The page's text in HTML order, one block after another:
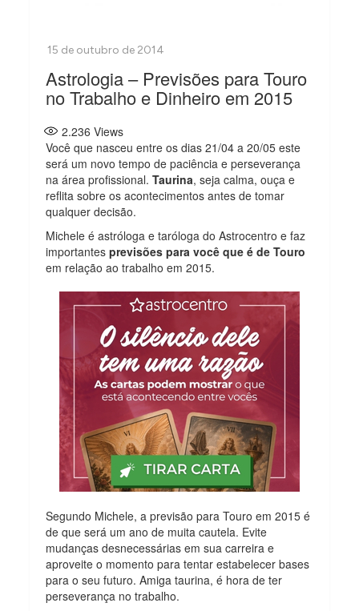
Astrologia – Previsões para Touro
no Trabalho e Dinheiro em 2015
2.236 Views
Você que nasceu entre os dias 21/04 a 20/05 este
será um novo tempo de paciência e perseverança
na área profissional.Taurina, seja calma, ouça e
reflita sobre os acontecimentos antes de tomar
qualquer decisão.
Michele é astróloga e taróloga do Astrocentro e faz
importantesprevisões para você que é de Touro
em relação ao trabalho em 2015.
Segundo Michele, a previsão para Touro em 2015 é
de que será um ano de muita cautela. Evite
mudanças desnecessárias em sua carreira e
aproveite o momento para tentar estabelecer bases
para o seu futuro. Amiga taurina, é hora de ter
perseverança no trabalho.